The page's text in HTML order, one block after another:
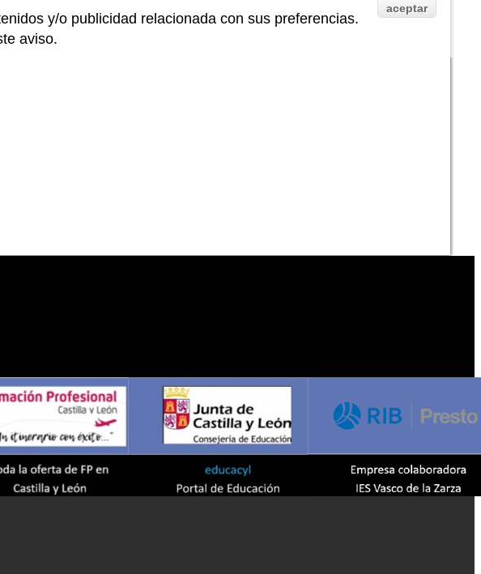
y/o publicidad relacionada con sus preferencias.
aviso.
aceptar